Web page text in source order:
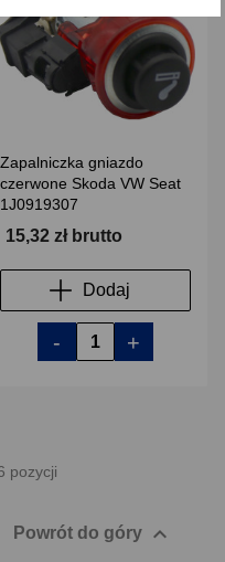
Zapalniczka gniazdo
czerwone Skoda VW Seat
1J0919307
15,32 zł brutto
Dodaj
- +
pozycji
Powrót do góry 